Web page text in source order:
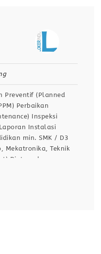
Preventif (Planned
Perbaikan
Inspeksi
Instalasi
min. SMK / D3
Mekatronika, Teknik
Diutamakan
teknisi